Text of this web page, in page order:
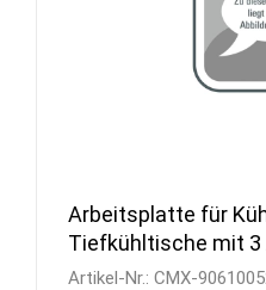
Arbeitsplatte für
Tiefkühltische mit 3
mm Aufkantung
Artikel-Nr.: CMX-